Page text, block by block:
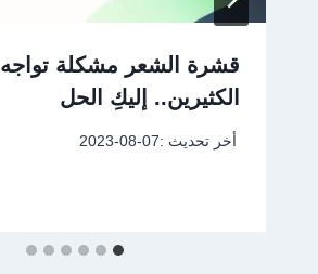
قشرة الشعر مشكلة تواجه
الكثيرين.. إليكِ الحل
أخر تحديث :2023-08-07